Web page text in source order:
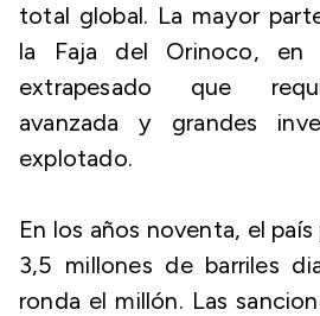
total global. La mayor
la Faja del Orinoco, en
extrapesado que
avanzada y grandes
explotado.
En los años noventa, el
3,5 millones de barriles
ronda el millón. Las